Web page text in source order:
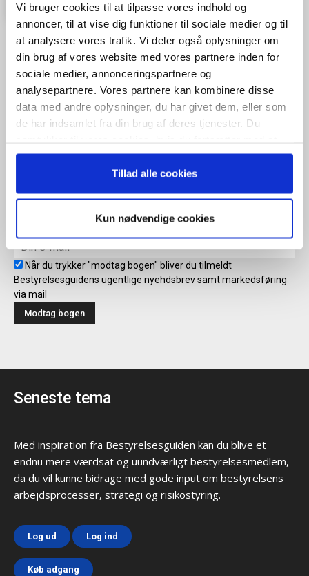
Vi bruger cookies til at tilpasse vores indhold og
annoncer, til at vise dig funktioner til sociale medier og til
at analysere vores trafik. Vi deler også oplysninger om
din brug af vores website med vores partnere inden for
sociale medier, annonceringspartnere og
analysepartnere. Vores partnere kan kombinere disse
data med andre oplysninger, du har givet dem, eller som
de har indsamlet fra din brug af deres tjenester. Du
anvende vores hjemmeside.
Tillad alle cookies
Kun nødvendige cookies
Når du trykker "modtag bogen" bliver du tilmeldt Bestyrelsesguidens
ugentlige nyhedsbrev samt markedsføring via mail.
Tilmeld
Modtag bogen direkte i din
mailboks
Når du trykker "modtag bogen" bliver du tilmeldt
Bestyrelsesguidens ugentlige nyehdsbrev samt markedsføring
via mail
Seneste tema
Med inspiration fra Bestyrelsesguiden kan du blive et
endnu mere værdsat og uundværligt bestyrelsesmedlem,
da du vil kunne bidrage med gode input om bestyrelsens
arbejdsprocesser, strategi og risikostyring.
Log ud Log ind
Køb adgang